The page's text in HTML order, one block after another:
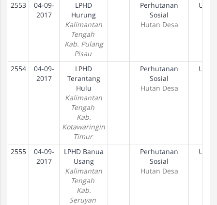
2553
04-09-
2017
LPHD
Hurung
Kalimantan
Tengah
Kab. Pulang
Pisau
Perhutanan
Sosial
Hutan Desa
2554
04-09-
2017
LPHD
Terantang
Hulu
Kalimantan
Tengah
Kab.
Kotawaringin
Timur
Perhutanan
Sosial
Hutan Desa
2555
04-09-
2017
LPHD Banua
Usang
Kalimantan
Tengah
Kab.
Seruyan
Perhutanan
Sosial
Hutan Desa